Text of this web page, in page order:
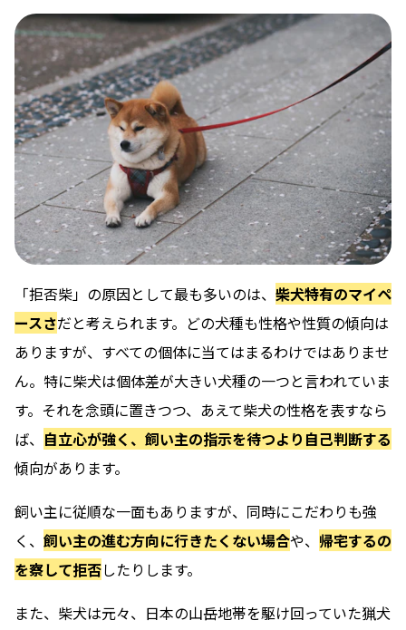
「拒否柴」の原因として最も多いのは、 柴犬特有のマイペ
ースさだと考えられます。どの犬種も性格や性質の傾向は
ありますが、すべての個体に当てはまるわけではありませ
ん。特に柴犬は個体差が大きい犬種の一つと言われていま
す。それを念頭に置きつつ、あえて柴犬の性格を表すなら
ば、 自立心が強く、飼い主の指示を待つより自己判断する
傾向があります。
飼い主に従順な一面もありますが、同時にこだわりも強
く、 飼い主の進む方向に行きたくない場合や、 帰宅するの
を察して拒否したりします。
また、柴犬は元々、日本の山岳地帯を駆け回っていた猟犬